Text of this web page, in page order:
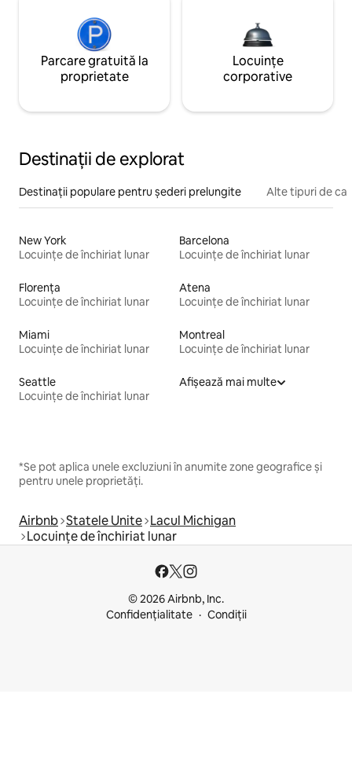
Parcare gratuită la
proprietate
Locuințe
corporative
Destinații de explorat
Destinații populare pentru șederi prelungite Alte tipuri de
New York
Locuințe de închiriat lunar
Barcelona
Locuințe de închiriat lunar
Florența
Locuințe de închiriat lunar
Atena
Locuințe de închiriat lunar
Miami
Locuințe de închiriat lunar
Montreal
Locuințe de închiriat lunar
Seattle
Locuințe de închiriat lunar
Afișează mai multe
*Se pot aplica unele excluziuni în anumite zone geografice și
pentru unele proprietăți.
Airbnb Statele Unite Lacul Michigan
Locuințe de închiriat lunar
© 2026 Airbnb, Inc.
Confidențialitate
Condiții